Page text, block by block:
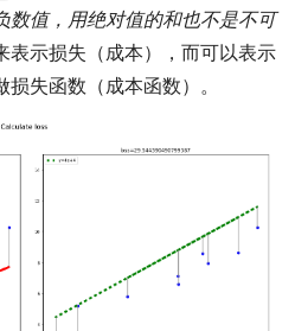
数值，用绝对值的和也不是不可
表示损失（成本），而可以表示
失函数（成本函数）。